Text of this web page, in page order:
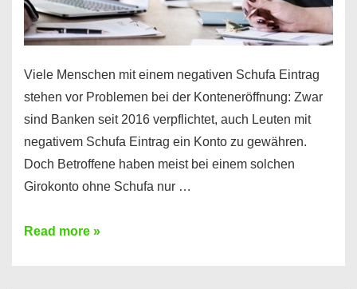
Viele Menschen mit einem negativen Schufa Eintrag
stehen vor Problemen bei der Konteneröffnung: Zwar
sind Banken seit 2016 verpflichtet, auch Leuten mit
negativem Schufa Eintrag ein Konto zu gewähren.
Doch Betroffene haben meist bei einem solchen
Girokonto ohne Schufa nur …
Günstiges
Read more »